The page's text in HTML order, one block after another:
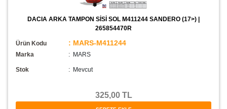
DACIA ARKA TAMPON SİSİ SOL M411244 SANDERO (17>) |
265854470R
Ürün Kodu : MARS-M411244
Marka : MARS
Stok : Mevcut
325,00 TL